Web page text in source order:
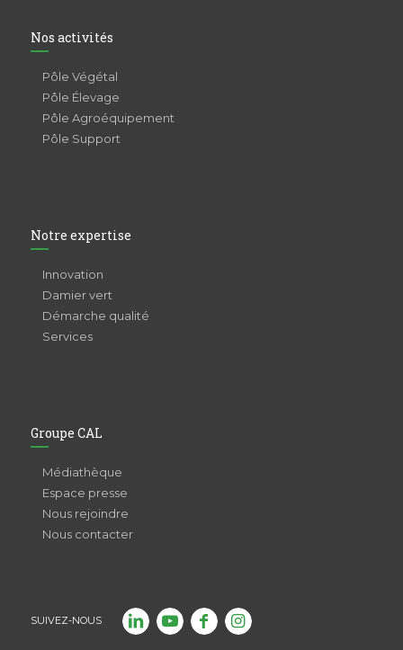
Nos activités
Pôle Végétal
Pôle Élevage
Pôle Agroéquipement
Pôle Support
Notre expertise
Innovation
Damier vert
Démarche qualité
Services
Groupe CAL
Médiathèque
Espace presse
Nous rejoindre
Nous contacter
SUIVEZ-NOUS